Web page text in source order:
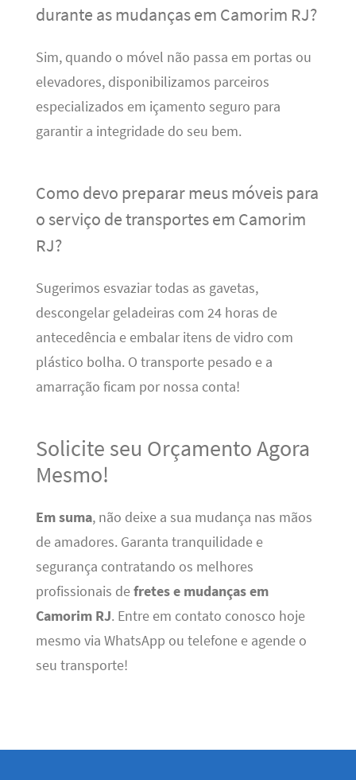
durante as mudanças em Camorim RJ?
Sim, quando o móvel não passa em portas ou
elevadores, disponibilizamos parceiros
especializados em içamento seguro para
garantir a integridade do seu bem.
Como devo preparar meus móveis para
o serviço de transportes em Camorim
RJ?
Sugerimos esvaziar todas as gavetas,
descongelar geladeiras com 24 horas de
antecedência e embalar itens de vidro com
plástico bolha. O transporte pesado e a
amarração ficam por nossa conta!
Solicite seu Orçamento Agora
Mesmo!
Em suma, não deixe a sua mudança nas mãos
de amadores. Garanta tranquilidade e
segurança contratando os melhores
profissionais defretes e mudanças em
Camorim RJ. Entre em contato conosco hoje
mesmo via WhatsApp ou telefone e agende o
seu transporte!